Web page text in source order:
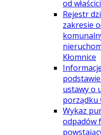
od
Rejestr
zakresie
Kłomnice
ustawy o
porządku
Wykaz
odpadów